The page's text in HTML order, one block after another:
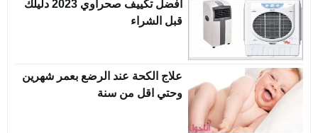
افضل تكييف صحراوي 2023 دليلك
قبل الشراء
علاج الكحة عند الرضع بعمر شهرين
وحتي اقل من سنة